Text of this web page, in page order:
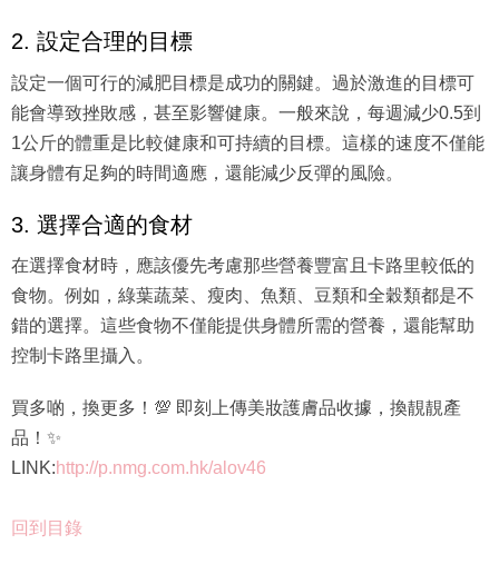
2. 設定合理的目標
設定一個可行的減肥目標是成功的關鍵。過於激進的目標可
能會導致挫敗感，甚至影響健康。一般來說，每週減少0.5到
1公斤的體重是比較健康和可持續的目標。這樣的速度不僅能
讓身體有足夠的時間適應，還能減少反彈的風險。
3. 選擇合適的食材
在選擇食材時，應該優先考慮那些營養豐富且卡路里較低的
食物。例如，綠葉蔬菜、瘦肉、魚類、豆類和全穀類都是不
錯的選擇。這些食物不僅能提供身體所需的營養，還能幫助
控制卡路里攝入。
買多啲，換更多！💯 即刻上傳美妝護膚品收據，換靚靚產
品！✨
LINK:http://p.nmg.com.hk/alov46
回到目錄